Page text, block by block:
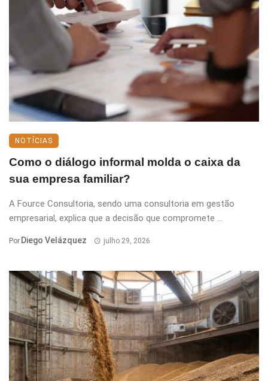
NOTÍCIAS
Como o diálogo informal molda o caixa da
sua empresa familiar?
A Fource Consultoria, sendo uma consultoria em gestão
empresarial, explica que a decisão que compromete ...
Por Diego Velázquez julho 29, 2026